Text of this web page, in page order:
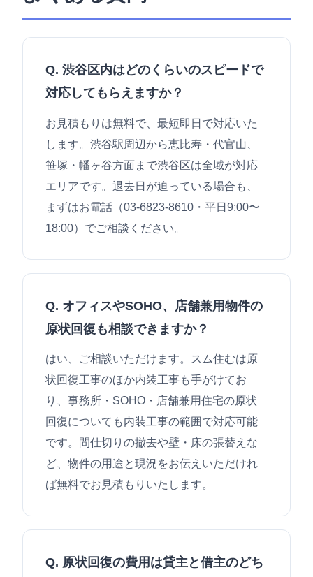
Q. 渋谷区内はどのくらいのスピードで
対応してもらえますか？
お見積もりは無料で、最短即日で対応いた
します。渋谷駅周辺から恵比寿・代官山、
笹塚・幡ヶ谷方面まで渋谷区は全域が対応
エリアです。退去日が迫っている場合も、
まずはお電話（03-6823-8610・平日9:00〜
18:00）でご相談ください。
Q. オフィスやSOHO、店舗兼用物件の
原状回復も相談できますか？
はい、ご相談いただけます。スム住むは原
状回復工事のほか内装工事も手がけてお
り、事務所・SOHO・店舗兼用住宅の原状
回復についても内装工事の範囲で対応可能
です。間仕切りの撤去や壁・床の張替えな
ど、物件の用途と現況をお伝えいただけれ
ば無料でお見積もりいたします。
Q. 原状回復の費用は貸主と借主のどち